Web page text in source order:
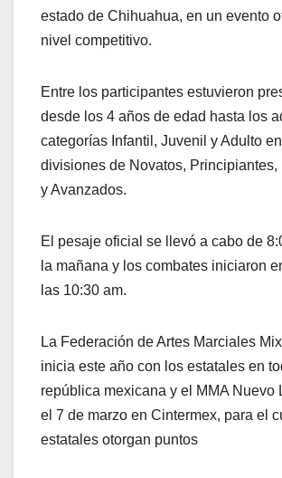
estado de Chihuahua, en un evento
nivel competitivo.
Entre los participantes estuvieron
desde los 4 años de edad hasta los
categorías Infantil, Juvenil y Adulto
divisiones de Novatos, Principiantes,
y Avanzados.
El pesaje oficial se llevó a cabo de
la mañana y los combates iniciaron
las 10:30 am.
La Federación de Artes Marciales
inicia este año con los estatales en
república mexicana y el MMA Nuevo
el 7 de marzo en Cintermex, para el
estatales otorgan puntos